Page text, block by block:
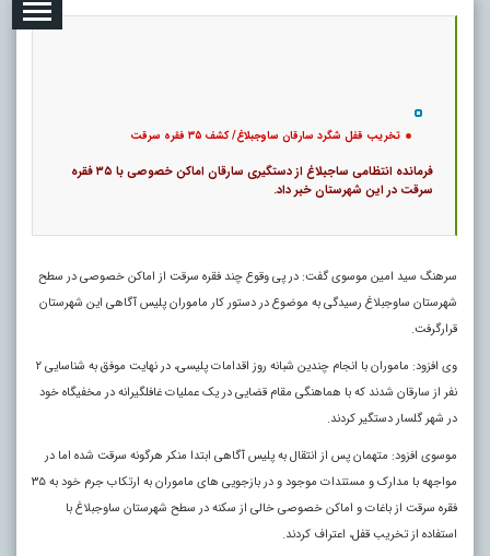
تخریب قفل شگرد سارقان ساوجبلاغ/ کشف ۳۵ فقره سرقت
فرمانده انتظامی ساجبلاغ از دستگیری سارقان اماکن خصوصی با ۳۵ فقره
‏سرقت در این شهرستان خبر داد.‏
سرهنگ سید امین موسوی گفت: در پی وقوع چند فقره سرقت از اماکن خصوصی در سطح
شهرستان ساوجبلاغ رسیدگی به موضوع در دستور کار ماموران پلیس آگاهی این شهرستان
قرارگرفت.
وی افزود: ماموران با انجام چندین شبانه روز اقدامات پلیسی، در نهایت موفق به شناسایی ۲
نفر از سارقان شدند که با هماهنگی مقام قضایی در یک عملیات غافلگیرانه در مخفیگاه خود
در شهر گلسار دستگیر کردند.
موسوی افزود: متهمان پس از انتقال به پلیس آگاهی ابتدا منکر هرگونه سرقت شده اما در
مواجهه با مدارک و مستندات موجود و در بازجویی های ماموران به ارتکاب جرم خود به ۳۵
فقره سرقت از باغات و اماکن خصوصی خالی از سکنه در سطح شهرستان ساوجبلاغ با
استفاده از تخریب قفل، اعتراف کردند.